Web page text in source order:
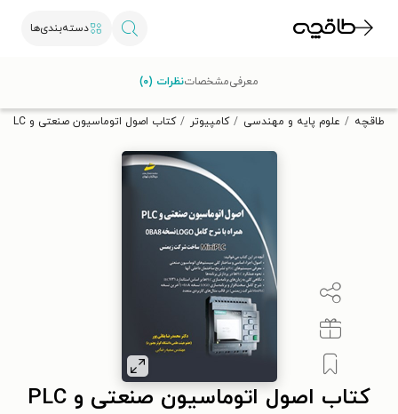
دسته‌بندی‌ها
تخفیف از طاقچه دریافت کن.
طاقچه علوم پایه و مهندسی کامپیوتر کتاب اصول اتوماسیون صنعتی و PLC
کتاب اصول اتوماسیون صنعتی و PLC
معرفیمشخصاتنظرات (۰)